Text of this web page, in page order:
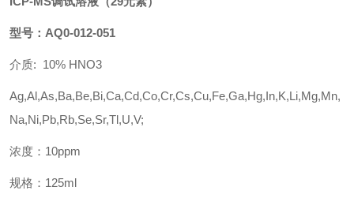
型号： AQ0-012-051
介质: 10% HNO3
Ag,Al,As,Ba,Be,Bi,Ca,Cd,Co,Cr,Cs,Cu,Fe,Ga,Hg,In,K,Li,Mg,Mn,
Na,Ni,Pb,Rb,Se,Sr,Tl,U,V;
浓度： 10ppm
规格： 125ml